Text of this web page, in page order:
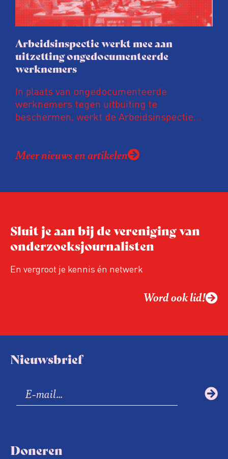
Arbeidsinspectie werkt mee aan
uitzetting ongedocumenteerde
werknemers
In plaats van ongedocumenteerde
werknemers tegen uitbuiting te
beschermen, werkt de Arbeidsinspectie
Vreemdelingenpolitie. Niet alleen gaan ze
ongedocumenteerde werknemer
Vreemdelingenpolitie.
Meer nieuws en artikelen
Sluit je aan bij de vereniging van
onderzoeksjournalisten
En vergroot je kennis én netwerk
Word ook lid!
Nieuwsbrief
Doneren